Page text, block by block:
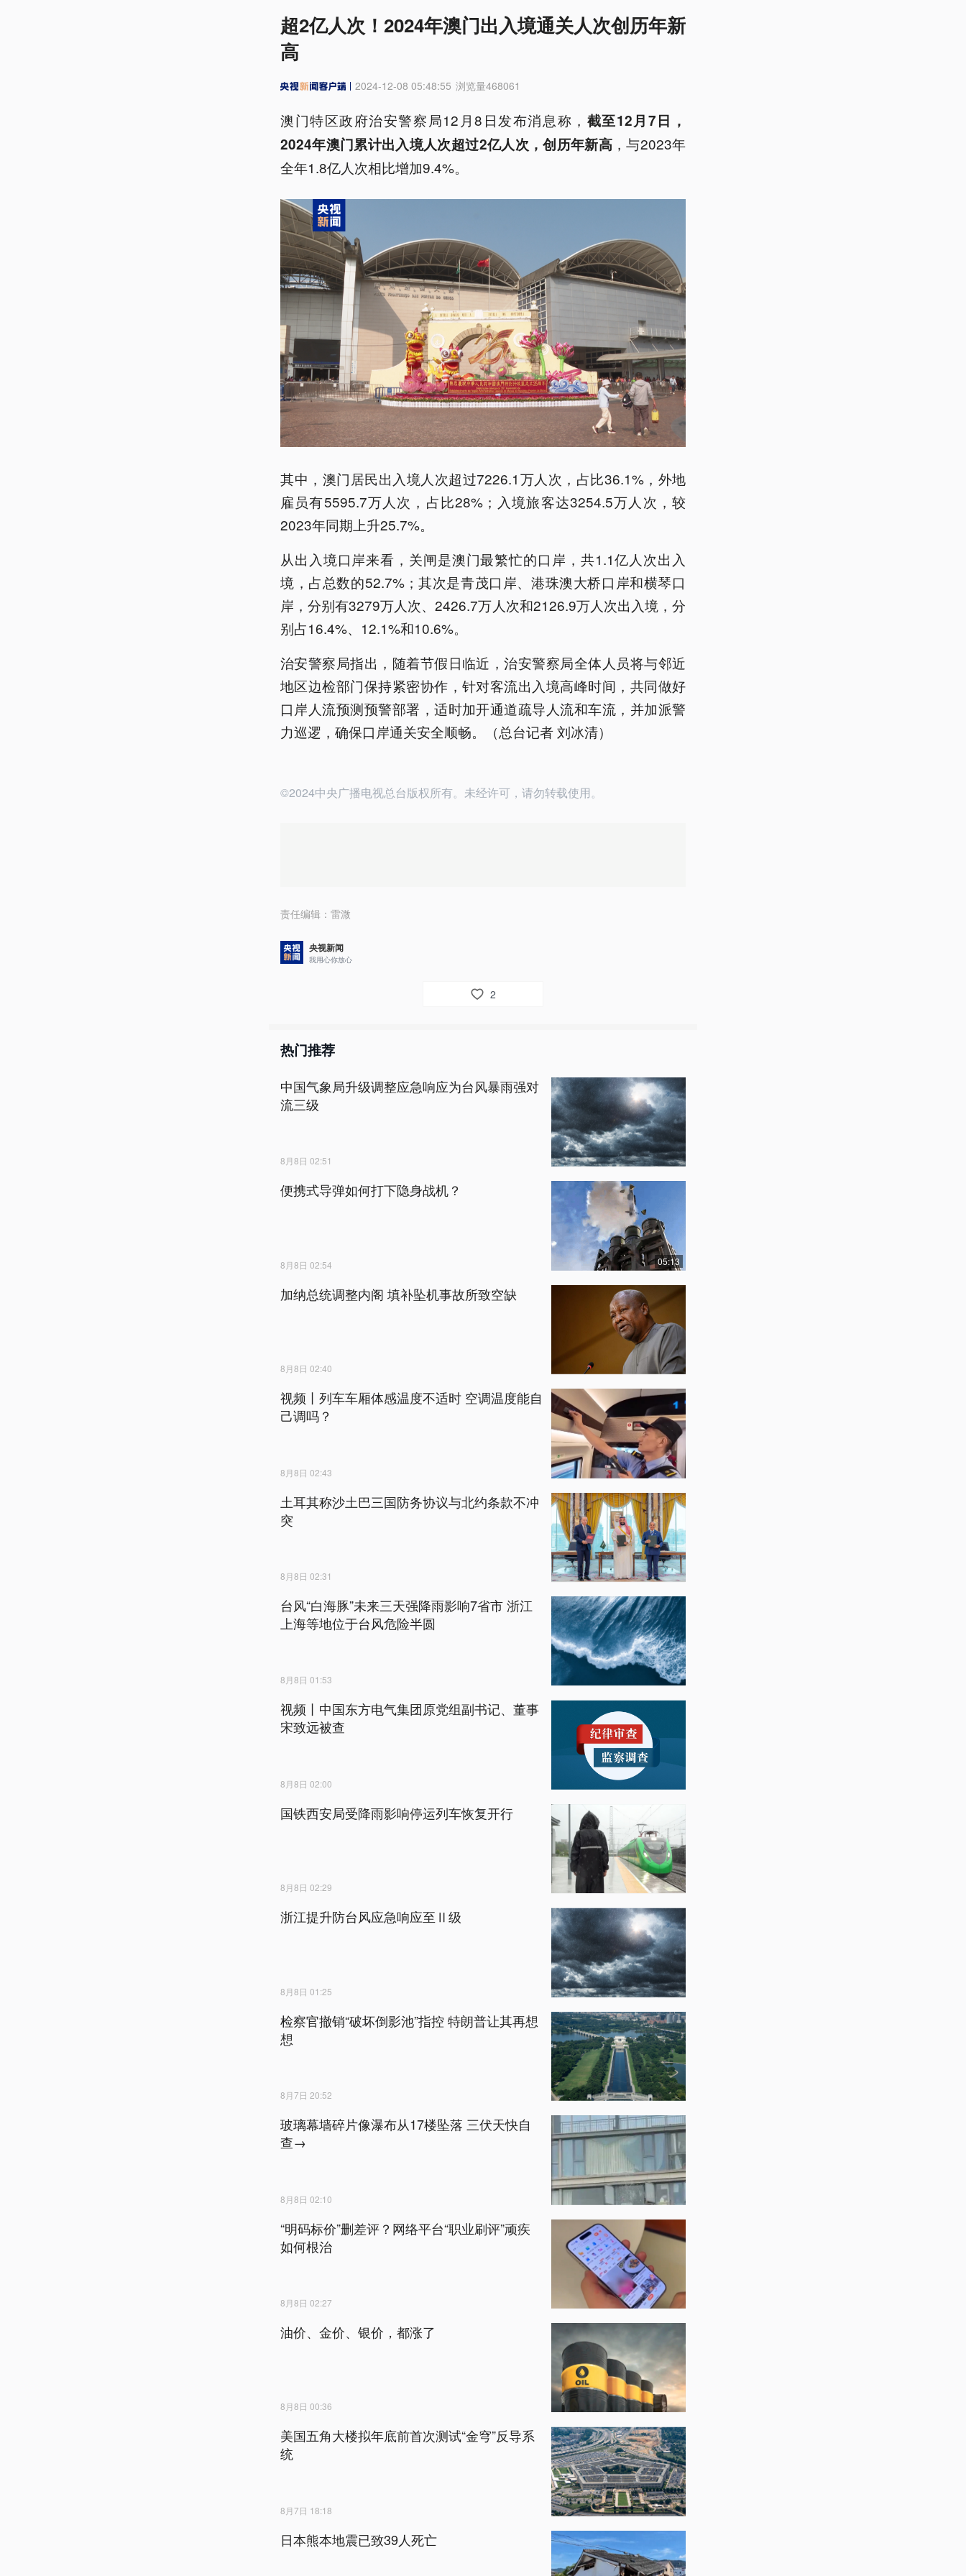
超2亿人次！2024年澳门出入境通关人次创历年新
高
2024-12-08 05:48:55 浏览量468061
澳门特区政府治安警察局12月8日发布消息称， 截至12月7日，
2024年澳门累计出入境人次超过2亿人次，创历年新高，与2023年
全年1.8亿人次相比增加9.4%。
其中，澳门居民出入境人次超过7226.1万人次，占比36.1%，外地
雇员有5595.7万人次，占比28%；入境旅客达3254.5万人次，较
2023年同期上升25.7%。
从出入境口岸来看，关闸是澳门最繁忙的口岸，共1.1亿人次出入
境，占总数的52.7%；其次是青茂口岸、港珠澳大桥口岸和横琴口
岸，分别有3279万人次、2426.7万人次和2126.9万人次出入境，分
别占16.4%、12.1%和10.6%。
治安警察局指出，随着节假日临近，治安警察局全体人员将与邻近
地区边检部门保持紧密协作，针对客流出入境高峰时间，共同做好
口岸人流预测预警部署，适时加开通道疏导人流和车流，并加派警
力巡逻，确保口岸通关安全顺畅。（总台记者 刘冰清）
©2024中央广播电视总台版权所有。未经许可，请勿转载使用。
责任编辑： 雷溦
央视新闻
我用心你放心
2
热门推荐
中国气象局升级调整应急响应为台风暴雨强对
流三级
8月8日 02:51
便携式导弹如何打下隐身战机？
8月8日 02:54 05:13
加纳总统调整内阁 填补坠机事故所致空缺
8月8日 02:40
视频丨列车车厢体感温度不适时 空调温度能自
己调吗？
8月8日 02:43
土耳其称沙土巴三国防务协议与北约条款不冲
突
8月8日 02:31
台风“白海豚”未来三天强降雨影响7省市 浙江
上海等地位于台风危险半圆
8月8日 01:53
视频丨中国东方电气集团原党组副书记、董事
宋致远被查
8月8日 02:00
国铁西安局受降雨影响停运列车恢复开行
8月8日 02:29
浙江提升防台风应急响应至Ⅱ级
8月8日 01:25
检察官撤销“破坏倒影池”指控 特朗普让其再想
想
8月7日 20:52
玻璃幕墙碎片像瀑布从17楼坠落 三伏天快自
查→
8月8日 02:10
“明码标价”删差评？网络平台“职业刷评”顽疾
如何根治
8月8日 02:27
油价、金价、银价，都涨了
8月8日 00:36
美国五角大楼拟年底前首次测试“金穹”反导系
统
8月7日 18:18
日本熊本地震已致39人死亡